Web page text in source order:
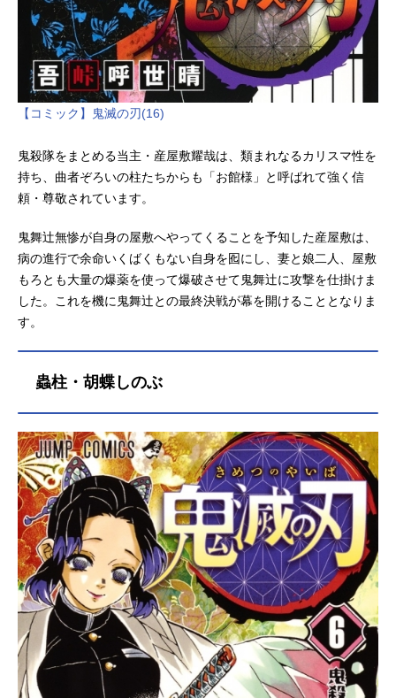
【コミック】鬼滅の刃(16)
鬼殺隊をまとめる当主・産屋敷耀哉は、類まれなるカリスマ性を
持ち、曲者ぞろいの柱たちからも「お館様」と呼ばれて強く信
頼・尊敬されています。
鬼舞辻無惨が自身の屋敷へやってくることを予知した産屋敷は、
病の進行で余命いくばくもない自身を囮にし、妻と娘二人、屋敷
もろとも大量の爆薬を使って爆破させて鬼舞辻に攻撃を仕掛けま
した。これを機に鬼舞辻との最終決戦が幕を開けることとなりま
す。
蟲柱・胡蝶しのぶ